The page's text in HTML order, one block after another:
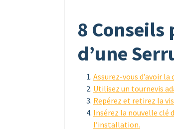
8
d’une
Assurez-vous d’avoir
Utilisez un tournevis
Repérez et retirez la
Insérez la nouvelle
l’installation.